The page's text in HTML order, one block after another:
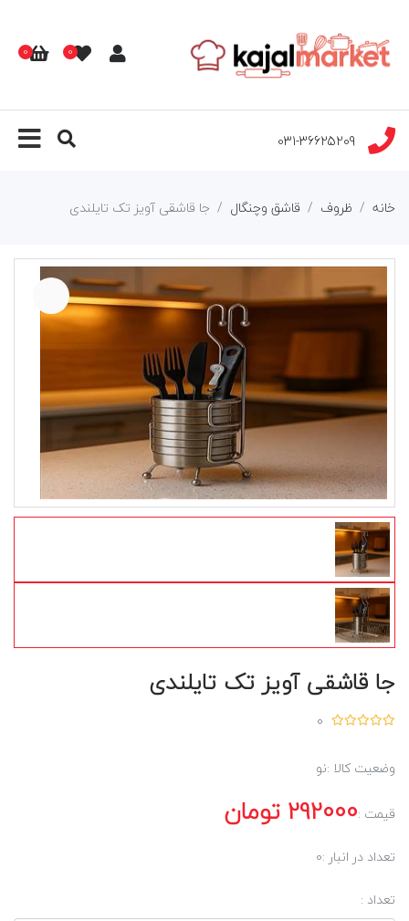
0
0
031-36625209
خانه ظروف قاشق وچنگال جا قاشقی آویز تک تایلندی
جا قاشقی آویز تک تایلندی
0
وضعیت کالا :نو
قیمت :292000 تومان
تعداد در انبار :0
تعداد :